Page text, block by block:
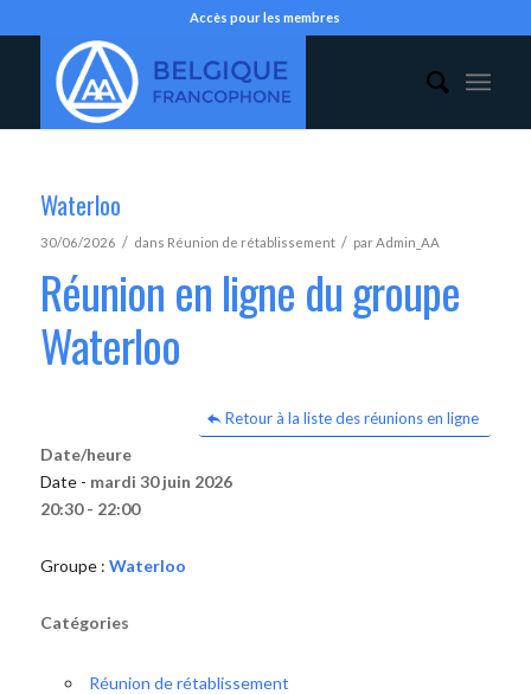
Accès pour les membres
Waterloo
30/06/2026 / dans Réunion de rétablissement / parAdmin_AA
Réunion en ligne du groupe
Waterloo
Retour à la liste des réunions en ligne
Date/heure
Date - mardi 30 juin 2026
20:30 - 22:00
Groupe : Waterloo
Catégories
Réunion de rétablissement